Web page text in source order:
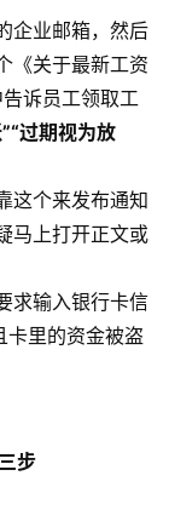
企业邮箱，然后
《关于最新工资
诉员工领取工
过期视为放
这个来发布通知
马上打开正文或
求输入银行卡信
卡里的资金被盗
步